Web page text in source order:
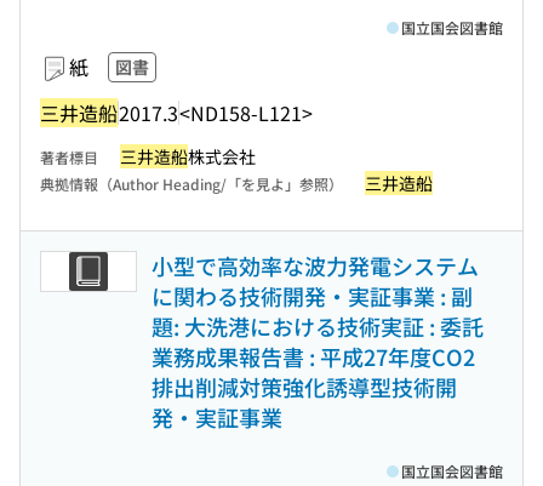
紙 図書
三井造船2017.3<ND158-L121>
国立国会図書館
著者標目 三井造船株式会社
典拠情報（Author Heading/「を見よ」参照） 三井造船
小型で高効率な波力発電システム
に関わる技術開発・実証事業 : 副
題: 大洗港における技術実証 : 委託
業務成果報告書 : 平成27年度CO2
排出削減対策強化誘導型技術開
発・実証事業
国立国会図書館